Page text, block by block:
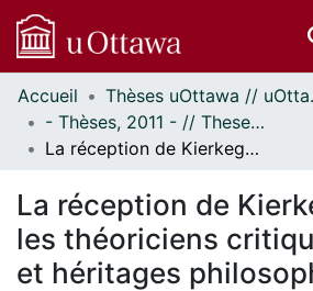
Communautés
et collections
Parcourir
À propos
Accueil
- Thèses, 2011 - // Theses, 2011 -
La réception de Kierkegaard par les théoriciens critique : enjeux et héritages philosophiques
La réception de
les théoriciens
et héritages